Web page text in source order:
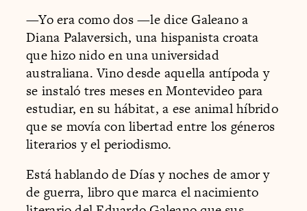
—Yo era como dos —le dice Galeano a
Diana Palaversich, una hispanista croata
que hizo nido en una universidad
australiana. Vino desde aquella antípoda y
se instaló tres meses en Montevideo para
estudiar, en su hábitat, a ese animal híbrido
que se movía con libertad entre los géneros
literarios y el periodismo.
Está hablando de Días y noches de amor y
de guerra, libro que marca el nacimiento